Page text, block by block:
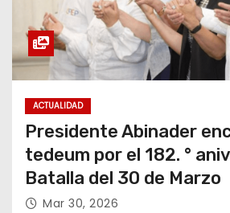
ACTUALIDAD
Presidente Abinader
tedeum por el 182. °
Batalla del 30 de Marzo
Mar 30, 2026